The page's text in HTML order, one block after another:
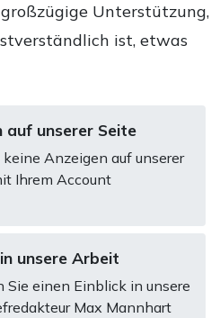
Unterstützung,
ist, etwas
auf unserer Seite
Anzeigen auf unserer
Ihrem Account
unsere Arbeit
Sie einen Einblick in unsere
Max Mannhart